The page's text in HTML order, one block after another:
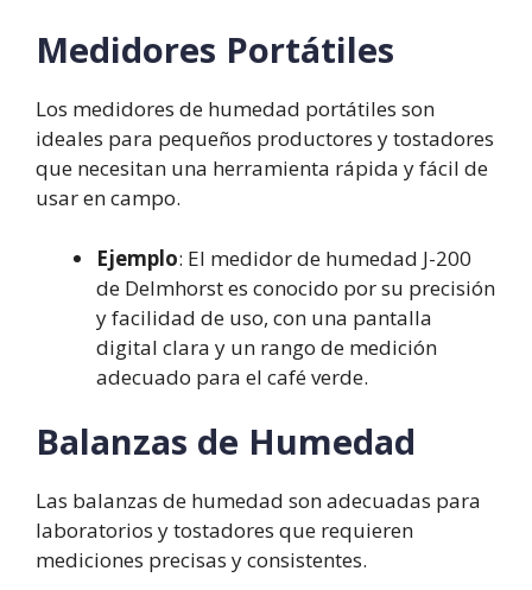
Medidores Portátiles
Los medidores de humedad portátiles son
ideales para pequeños productores y tostadores
que necesitan una herramienta rápida y fácil de
usar en campo.
Ejemplo: El medidor de humedad J-200
de Delmhorst es conocido por su precisión
y facilidad de uso, con una pantalla
digital clara y un rango de medición
adecuado para el café verde.
Balanzas de Humedad
Las balanzas de humedad son adecuadas para
laboratorios y tostadores que requieren
mediciones precisas y consistentes.